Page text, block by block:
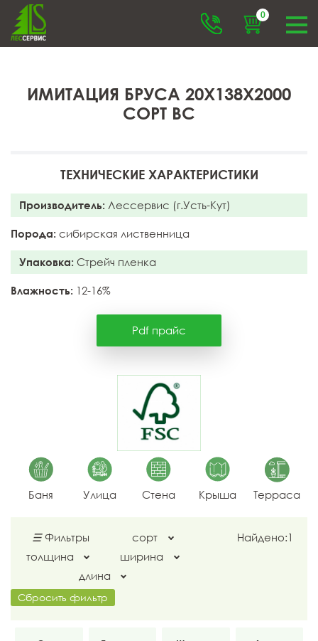
0
ИМИТАЦИЯ БРУСА 20X138X2000
СОРТ ВС
ТЕХНИЧЕСКИЕ ХАРАКТЕРИСТИКИ
Производитель: Лессервис (г.Усть-Кут)
Порода: сибирская лиственница
Упаковка: Стрейч пленка
Влажность: 12-16%
Pdf прайс
Баня Улица Стена Крыша Терраса
☰ Фильтры
сорт
толщина
ширина
длина
Найдено:1
Сбросить фильтр